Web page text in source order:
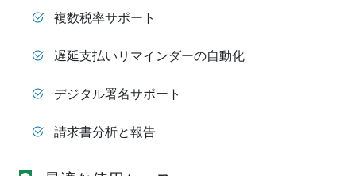
複数税率サポート
遅延支払いリマインダーの自動化
デジタル署名サポート
請求書分析と報告